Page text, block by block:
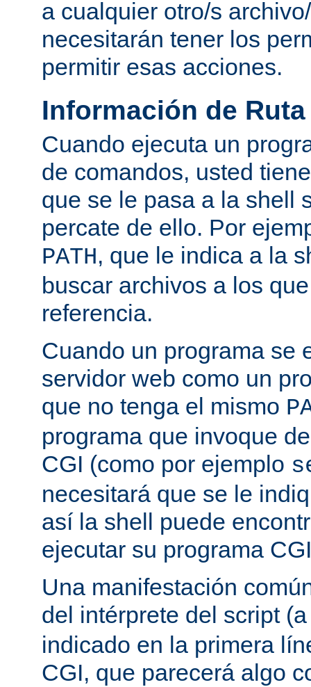
a cualquier otro/s
necesitarán tener los
permitir esas acciones.
Información de
Cuando ejecuta un
de comandos, usted
que se le pasa a la shell
percate de ello. Por
PATH, que le indica a la
buscar archivos a los
referencia.
Cuando un programa se
servidor web como un
que no tenga el mismo
programa que invoque
CGI (como por ejemplo
necesitará que se le
así la shell puede
ejecutar su programa
Una manifestación
del intérprete del script
indicado en la primera
CGI, que parecerá algo